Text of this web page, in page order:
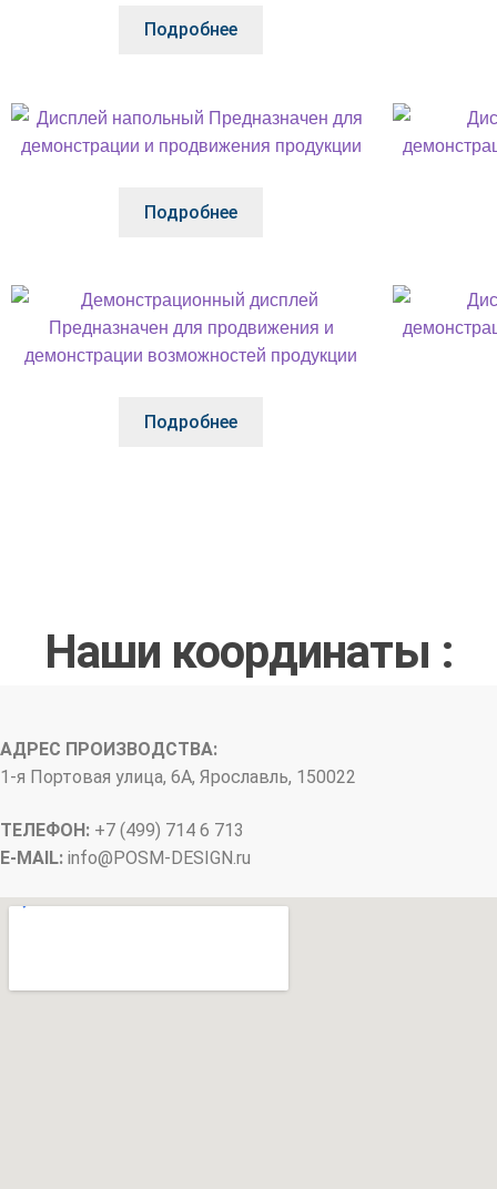
Подробнее
Подробнее
Подробнее
Наши координаты :
АДРЕС ПРОИЗВОДСТВА:
1-я Портовая улица, 6А, Ярославль, 150022
ТЕЛЕФОН: +7 (499) 714 6 713
E-MAIL: info@POSM-DESIGN .ru